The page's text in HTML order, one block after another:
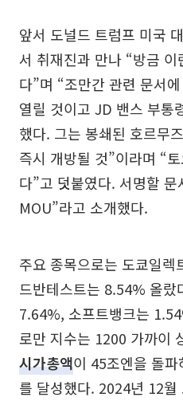
앞서 도널드 트럼프 미국
서 취재진과 만나 “방금
다”며 “조만간 관련 문서
열릴 것이고 JD 밴스 부통
했다. 그는 봉쇄된 호르무
즉시 개방될 것”이라며 “
다”고 덧붙였다. 서명할
MOU”라고 소개했다.
주요 종목으로는 도쿄일
드반테스트는 8.54% 올랐
7.64%, 소프트뱅크는
로만 지수는 1200 가까이
시가총액이 45조엔을 돌
를 달성했다. 2024년 12